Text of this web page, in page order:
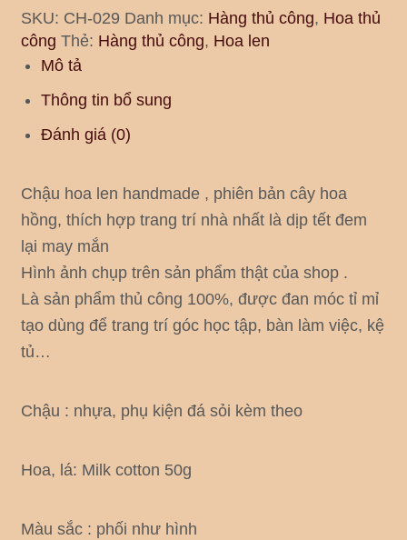
SKU: CH-029 Danh mục: Hàng thủ công, Hoa thủ
công Thẻ: Hàng thủ công, Hoa len
Mô tả
Thông tin bổ sung
Đánh giá (0)
Chậu hoa len handmade , phiên bản cây hoa
hồng, thích hợp trang trí nhà nhất là dịp tết đem
lại may mắn
Hình ảnh chụp trên sản phẩm thật của shop .
Là sản phẩm thủ công 100%, được đan móc tỉ mỉ
tạo dùng để trang trí góc học tập, bàn làm việc, kệ
tủ…
Chậu : nhựa, phụ kiện đá sỏi kèm theo
Hoa, lá: Milk cotton 50g
Màu sắc : phối như hình